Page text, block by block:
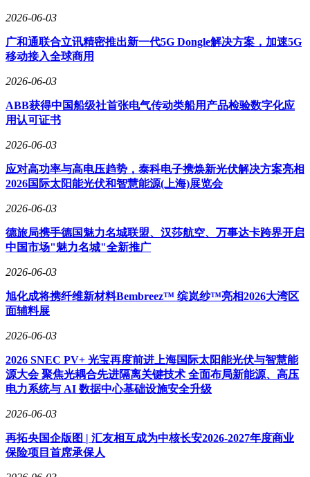
2026-06-03
广和通联合立讯精密推出新一代5G Dongle解决方案，加速5G
移动接入全球商用
2026-06-03
ABB获得中国船级社首张电气传动类船用产品检验数字化应
用认可证书
2026-06-03
应对高功率与高电压趋势，泰科电子携焕新光伏解决方案亮相
2026国际太阳能光伏和智慧能源(上海)展览会
2026-06-03
德旅局携手德国魅力名城联盟、汉莎航空、万事达卡跨界开启
中国市场"魅力名城"全新推广
2026-06-03
旭化成将携纤维新材料Bembreez™ 缤岚纱™亮相2026大湾区
面辅料展
2026-06-03
2026 SNEC PV+ 光宝再度前进上海国际太阳能光伏与智慧能
源大会 聚焦光耦合先进隔离关键技术 全面布局新能源、高压
电力系统与 AI 数据中心基础设施安全升级
2026-06-03
再拓央国企版图 | 汇友相互成为中核长安2026-2027年度商业
保险项目首席承保人